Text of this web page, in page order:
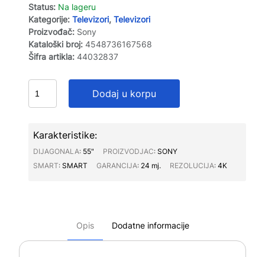
Status: Na lageru
Kategorije: Televizori, Televizori
Proizvođač: Sony
Kataloški broj: 4548736167568
Šifra artikla: 44032837
Dodaj u korpu
Karakteristike:
DIJAGONALA∶ 55" PROIZVODJAC∶ SONY
SMART∶ SMART GARANCIJA∶ 24 mj. REZOLUCIJA∶ 4K
Opis Dodatne informacije